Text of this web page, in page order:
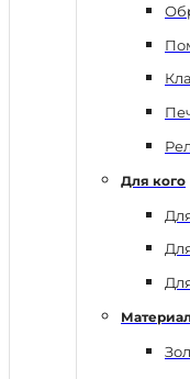
Для кого
Материал